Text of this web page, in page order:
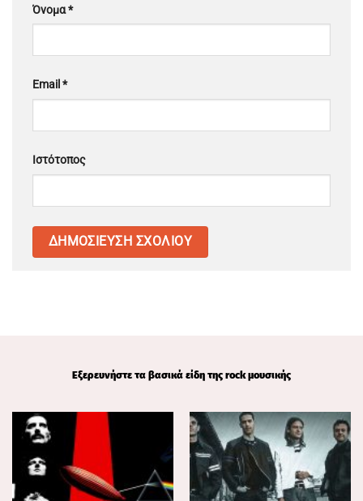
Όνομα*
Email*
Ιστότοπος
Εξερευνήστε τα βασικά είδη της rock μουσικής